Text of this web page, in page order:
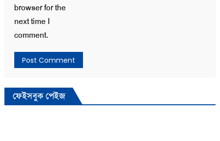
browser for the
next time I
comment.
ফেইসবুক পেইজ